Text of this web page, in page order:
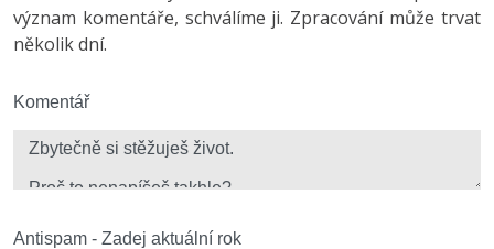
Fórum
Kybernetická bezpečnost
význam komentáře, schválíme ji. Zpracování může trvat
několik dní.
Komentář
Antispam - Zadej aktuální rok